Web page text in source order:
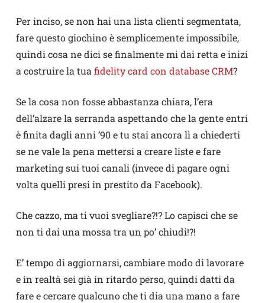
Per inciso, se non hai una lista clienti segmentata,
fare questo giochino è semplicemente impossibile,
quindi cosa ne dici se finalmente mi dai retta e inizi
a costruire la tuafidelity card con database CRM?
Se la cosa non fosse abbastanza chiara, l’era
dell’alzare la serranda aspettando che la gente entri
è finita dagli anni ’90 e tu stai ancora lì a chiederti
se ne vale la pena mettersi a creare liste e fare
marketing sui tuoi canali (invece di pagare ogni
volta quelli presi in prestito da Facebook).
Che cazzo, ma ti vuoi svegliare?!? Lo capisci che se
non ti dai una mossa tra un po’ chiudi!?!
E’ tempo di aggiornarsi, cambiare modo di lavorare
e in realtà sei già in ritardo perso, quindi datti da
fare e cercare qualcuno che ti dia una mano a fare